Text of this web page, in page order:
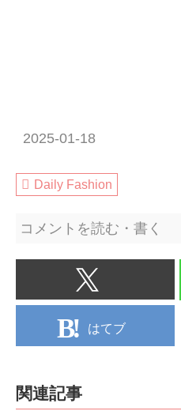
2025-01-18
Daily Fashion
コメントを読む・書く
はてブ
関連記事